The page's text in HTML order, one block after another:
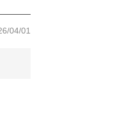
04/01